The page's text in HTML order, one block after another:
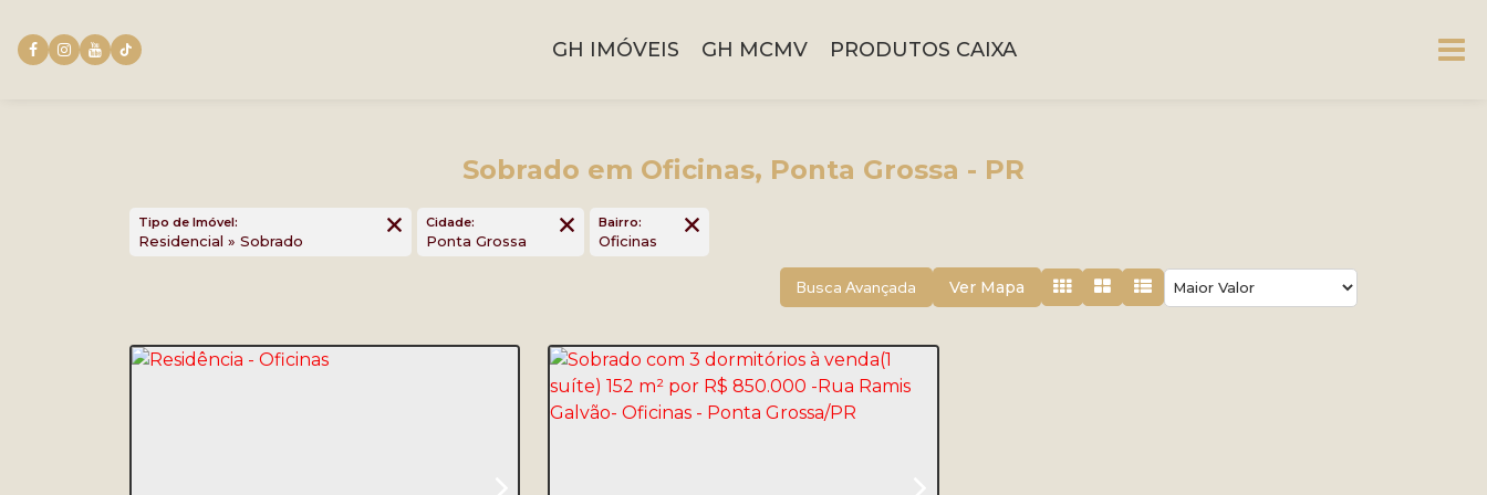
PRODUTOS CAIXA
GH MCMV
GH IMÓVEIS
Sobrado em Oficinas, Ponta Grossa - PR
Tipo de Imóvel:
Residencial » Sobrado
Cidade:
Ponta Grossa
Bairro:
Oficinas
Busca Avançada Ver Mapa